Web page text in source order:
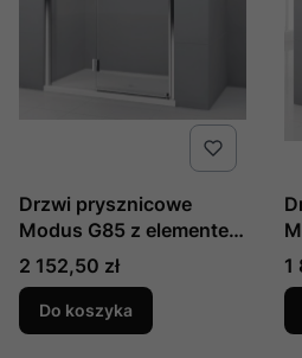
Drzwi prysznicowe
Modus G85 z elementem
stałym do wnęki 85 cm
produkcji Novellini
MODUSG85L-S-1K lewe
Cena
2 152,50 zł
Do koszyka
1